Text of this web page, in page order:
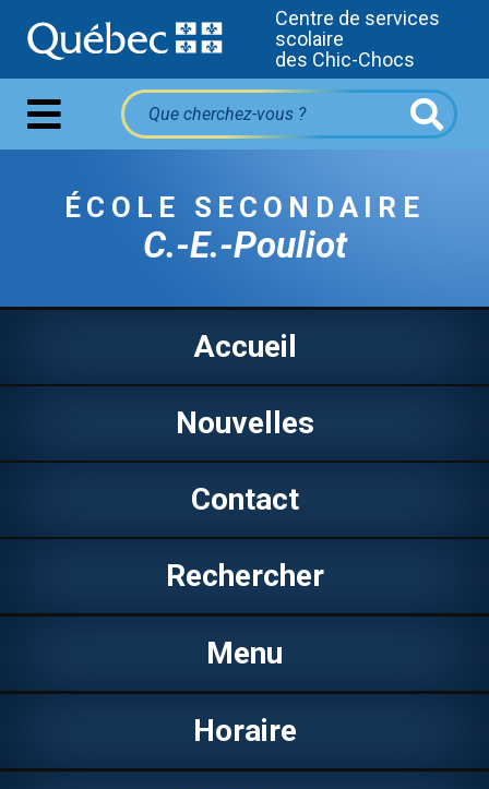
Centre de services
scolaire
des Chic-Chocs
ÉCOLE SECONDAIRE
C.-E.-Pouliot
Accueil
Nouvelles
Contact
Rechercher
Menu
Horaire